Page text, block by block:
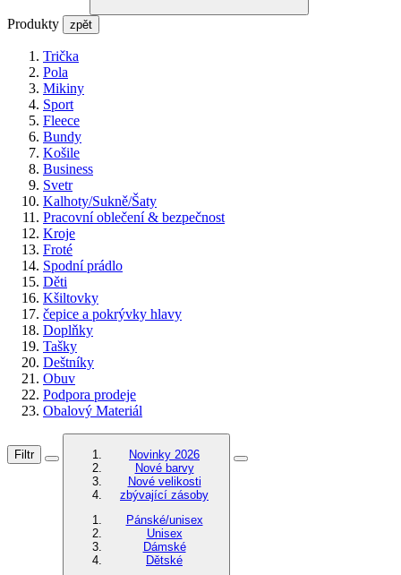
Produkty zpět
Trička
Pola
Mikiny
Sport
Fleece
Bundy
Košile
Business
Svetr
Kalhoty/Sukně/Šaty
Pracovní oblečení & bezpečnost
Kroje
Froté
Spodní prádlo
Děti
Kšiltovky
čepice a pokrývky hlavy
Doplňky
Tašky
Deštníky
Obuv
Podpora prodeje
Obalový Materiál
Filtr
Novinky 2026
Nové barvy
Nové velikosti
zbývající zásoby
Pánské/unisex
Unisex
Dámské
Dětské